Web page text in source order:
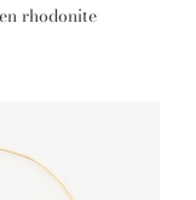
rhodonite